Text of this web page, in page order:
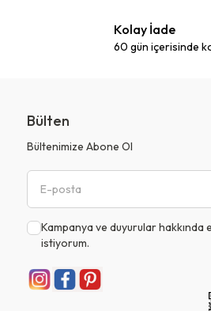
Kolay İade
60 gün içerisinde
Bülten
Bültenimize Abone Ol
Kampanya ve duyurular
istiyorum.